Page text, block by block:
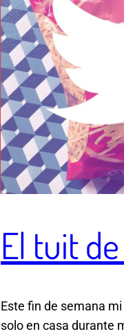
El tuit
Este fin de semana
solo en casa durante